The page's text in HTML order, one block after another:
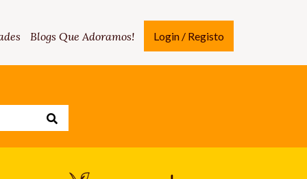
Blogs Que Adoramos! Login / Registo